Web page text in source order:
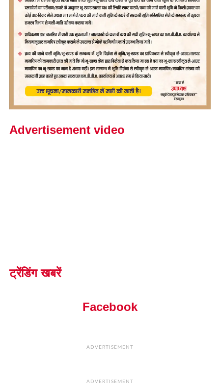
Advertisement video
ट्रेंडिंग खबरें
Facebook
ADVERTISEMENT
ADVERTISEMENT